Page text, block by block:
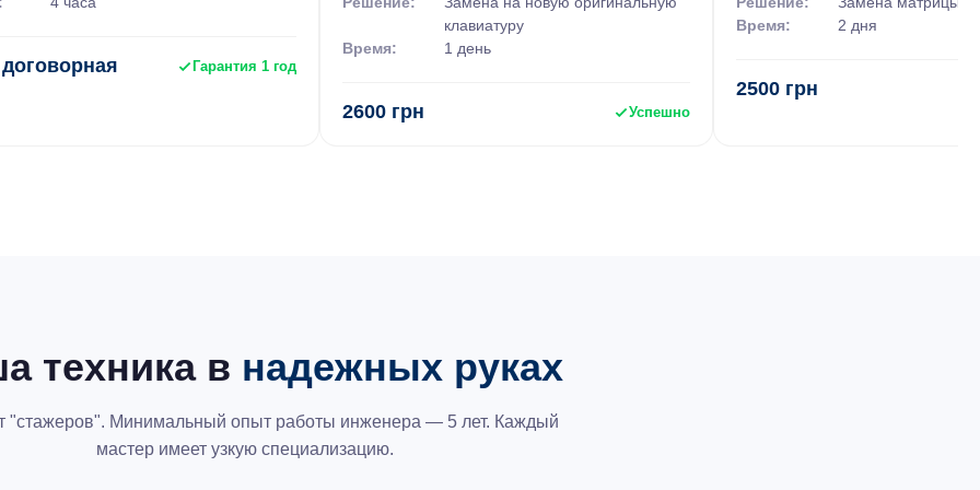
вам программы;
колонки и другое;
Гарантия 1 год
клавиатуру
Время:
1 день
2600 грн Успешно
Время:
2 дня
2500 грн
техника в надежных руках
"стажеров". Минимальный опыт работы инженера — 5 лет. Каждый
мастер имеет узкую специализацию.